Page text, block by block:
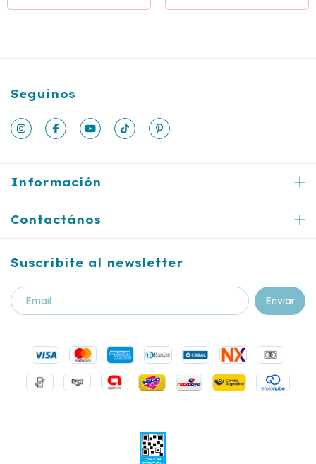
Seguinos
Información
Contactános
Suscribite al newsletter